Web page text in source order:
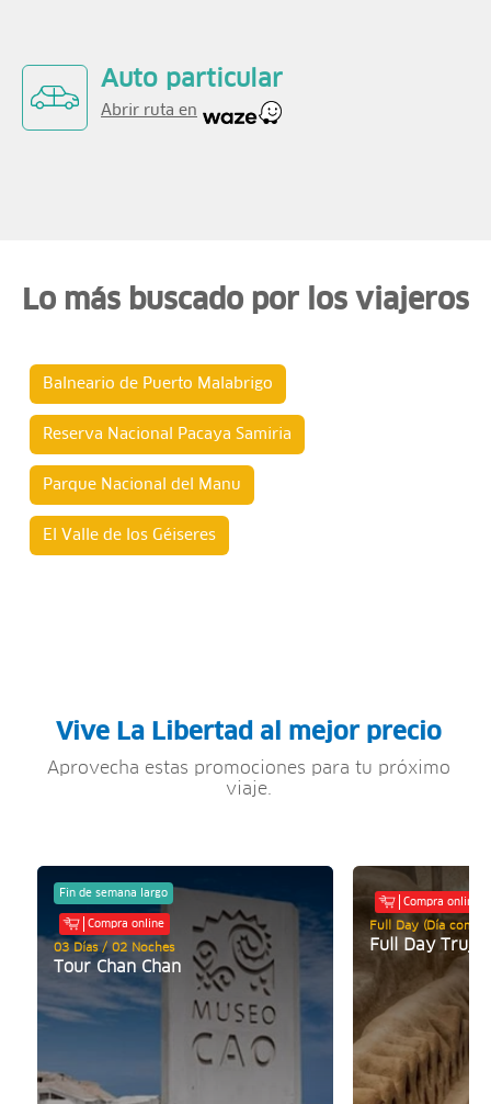
Auto particular
Abrir ruta en
Lo más buscado por los viajeros
Balneario de Puerto Malabrigo
Reserva Nacional Pacaya Samiria
Parque Nacional del Manu
El Valle de los Géiseres
Vive La Libertad al mejor precio
Aprovecha estas promociones para tu próximo
viaje.
Fin de semana largo
Compra online
03 Días / 02 Noches
Tour Chan Chan
Compra online
Full Day (Día
Full Day